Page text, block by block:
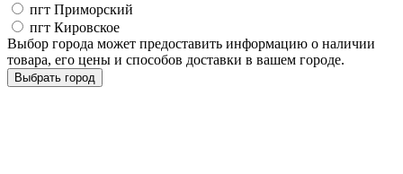
пгт Приморский
пгт Кировское
Выбор города может предоставить информацию о наличии
товара, его цены и способов доставки в вашем городе.
Выбрать город